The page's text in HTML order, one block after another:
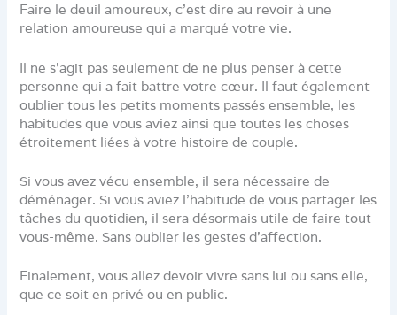
Faire le deuil amoureux, c’est dire au revoir à une
relation amoureuse qui a marqué votre vie.
Il ne s’agit pas seulement de ne plus penser à cette
personne qui a fait battre votre cœur. Il faut également
oublier tous les petits moments passés ensemble, les
habitudes que vous aviez ainsi que toutes les choses
étroitement liées à votre histoire de couple.
Si vous avez vécu ensemble, il sera nécessaire de
déménager. Si vous aviez l’habitude de vous partager les
tâches du quotidien, il sera désormais utile de faire tout
vous-même. Sans oublier les gestes d’affection.
Finalement, vous allez devoir vivre sans lui ou sans elle,
que ce soit en privé ou en public.